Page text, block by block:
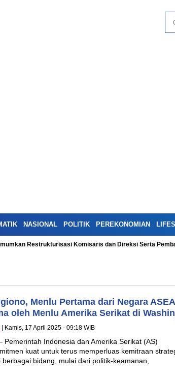
NASIONAL POLITIK PEREKONOMIAN
Restrukturisasi Komisaris dan Direksi Serta
Menlu Pertama dari Negara
oleh Menlu Amerika Serikat di
| Kamis, 17 April 2025 - 09:18 WIB
Pemerintah Indonesia dan Amerika Serikat (AS)
kuat untuk terus memperluas kemitraan
bidang, mulai dari politik-keamanan,